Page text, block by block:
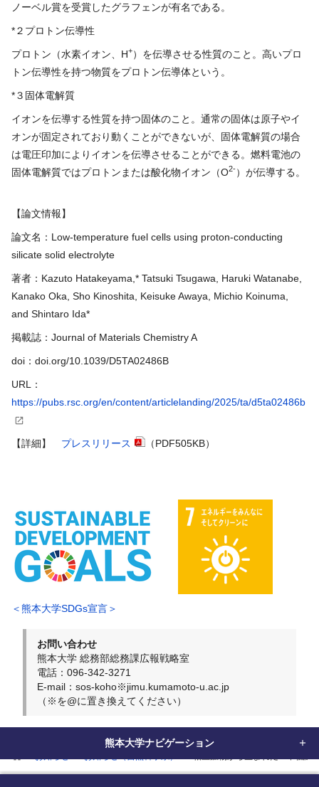
ノーベル賞を受賞したグラフェンが有名である。
*２プロトン伝導性
プロトン（水素イオン、H+）を伝導させる性質のこと。高いプロ
トン伝導性を持つ物質をプロトン伝導体という。
*３固体電解質
イオンを伝導する性質を持つ固体のこと。通常の固体は原子やイ
オンが固定されており動くことができないが、固体電解質の場合
は電圧印加によりイオンを伝導させることができる。燃料電池の
固体電解質ではプロトンまたは酸化物イオン（O2-）が伝導する。
【論文情報】
論文名：Low-temperature fuel cells using proton-conducting
silicate solid electrolyte
著者：Kazuto Hatakeyama,* Tatsuki Tsugawa, Haruki Watanabe,
Kanako Oka, Sho Kinoshita, Keisuke Awaya, Michio Koinuma,
and Shintaro Ida*
掲載誌：Journal of Materials Chemistry A
doi：doi.org/10.1039/D5TA02486B
URL：
https://pubs.rsc.org/en/content/articlelanding/2025/ta/d5ta02486b
【詳細】 プレスリリース （PDF505KB）
＜熊本大学SDGs宣言＞
お問い合わせ
熊本大学 総務部総務課広報戦略室
電話：096-342-3271
E-mail：sos-koho※jimu.kumamoto-u.ac.jp
（※を@に置き換えてください）
熊本大学ナビゲーション